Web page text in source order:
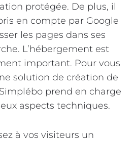
protégée. De plus, il
en compte par Google
les pages dans ses
L’hébergement est
important. Pour vous
solution de création de
prend en charge
aspects techniques.
à vos visiteurs un